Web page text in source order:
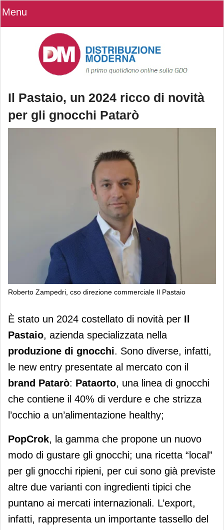
Menu
Il Pastaio, un 2024 ricco di novità
per gli gnocchi Patarò
Roberto Zampedri, cso direzione commerciale Il Pastaio
Il Pastaio, un 2024 ricco di novità per
gli gnocchi Patarò
È stato un 2024 costellato di novità per Il
Pastaio, azienda specializzata nella
produzione di gnocchi. Sono diverse, infatti,
le new entry presentate al mercato con il
brand Patarò: Pataorto, una linea di gnocchi
che contiene il 40% di verdure e che strizza
l’occhio a un’alimentazione healthy;
PopCrok, la gamma che propone un nuovo
modo di gustare gli gnocchi; una ricetta “local”
per gli gnocchi ripieni, per cui sono già previste
altre due varianti con ingredienti tipici che
puntano ai mercati internazionali. L’export,
infatti, rappresenta un importante tassello del